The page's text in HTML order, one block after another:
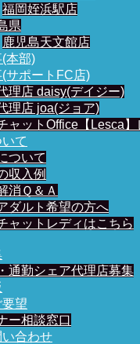
福岡姪浜駅店
県
鹿児島天文館店
本部)
サポートFC店)
理店 daisy(デイジー)
理店 joa(ジョア)
ャットOffice【Lesca】
て
ついて
収入例
消Ｑ＆Ａ
ダルト希望の方へ
ャットレディはこちら
通勤シェア代理店募集
望
ー相談窓口
合わせ